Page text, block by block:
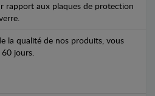
rapport aux plaques de protection
la qualité de nos produits, vous
jours.